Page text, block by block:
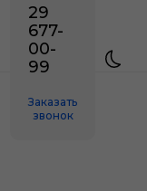
29
677-
00-
99
Заказать
звонок